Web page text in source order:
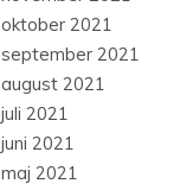
oktober 2021
september 2021
august 2021
juli 2021
juni 2021
maj 2021